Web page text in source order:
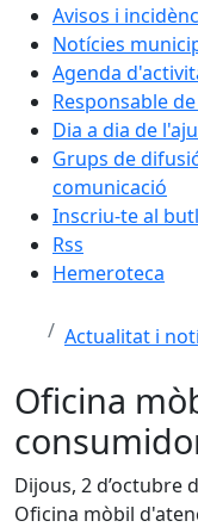
Avisos i
Notícies
Agenda
Responsable
Dia a dia de
Grups de
comunicació
Inscriu-te al
Rss
Hemeroteca
Actualitat i
Oficina
Dijous, 2 d’octubre
Oficina mòbil